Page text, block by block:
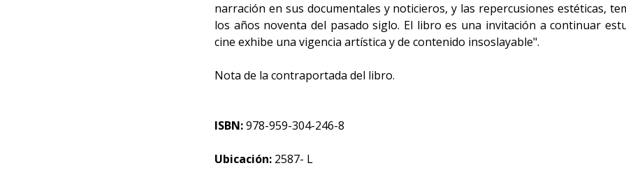
narración en sus documentales y noticieros, y las repercusiones estéticas,
los años noventa del pasado siglo. El libro es una invitación a continuar
cine exhibe una vigencia artística y de contenido insoslayable".
Nota de la contraportada del libro.
ISBN:978-959-304-246-8
Ubicación: 2587- L